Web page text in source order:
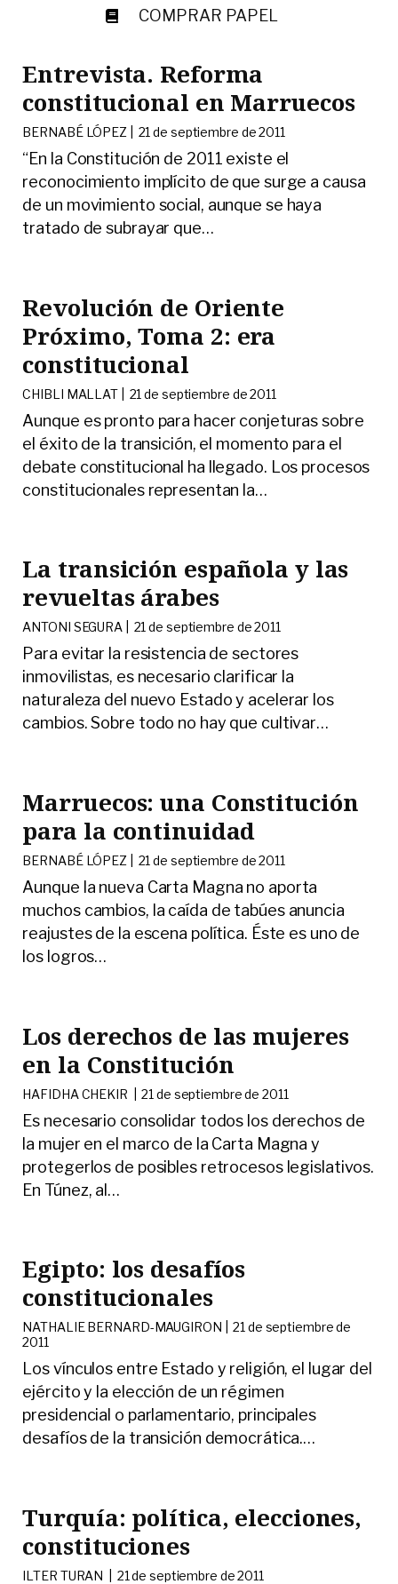
COMPRAR PAPEL
Entrevista. Reforma
constitucional en Marruecos
BERNABÉ LÓPEZ | 21 de septiembre de 2011
“En la Constitución de 2011 existe el
reconocimiento implícito de que surge a causa
de un movimiento social, aunque se haya
tratado de subrayar que…
Revolución de Oriente
Próximo, Toma 2: era
constitucional
CHIBLI MALLAT | 21 de septiembre de 2011
Aunque es pronto para hacer conjeturas sobre
el éxito de la transición, el momento para el
debate constitucional ha llegado. Los procesos
constitucionales representan la…
La transición española y las
revueltas árabes
ANTONI SEGURA | 21 de septiembre de 2011
Para evitar la resistencia de sectores
inmovilistas, es necesario clarificar la
naturaleza del nuevo Estado y acelerar los
cambios. Sobre todo no hay que cultivar…
Marruecos: una Constitución
para la continuidad
BERNABÉ LÓPEZ | 21 de septiembre de 2011
Aunque la nueva Carta Magna no aporta
muchos cambios, la caída de tabúes anuncia
reajustes de la escena política. Éste es uno de
los logros…
Los derechos de las mujeres
en la Constitución
HAFIDHA CHEKIR |21 de septiembre de 2011
Es necesario consolidar todos los derechos de
la mujer en el marco de la Carta Magna y
protegerlos de posibles retrocesos legislativos.
En Túnez, al…
Egipto: los desafíos
constitucionales
NATHALIE BERNARD-MAUGIRON |21 de septiembre de
2011
Los vínculos entre Estado y religión, el lugar del
ejército y la elección de un régimen
presidencial o parlamentario, principales
desafíos de la transición democrática.…
Turquía: política, elecciones,
constituciones
ILTER TURAN | 21 de septiembre de 2011